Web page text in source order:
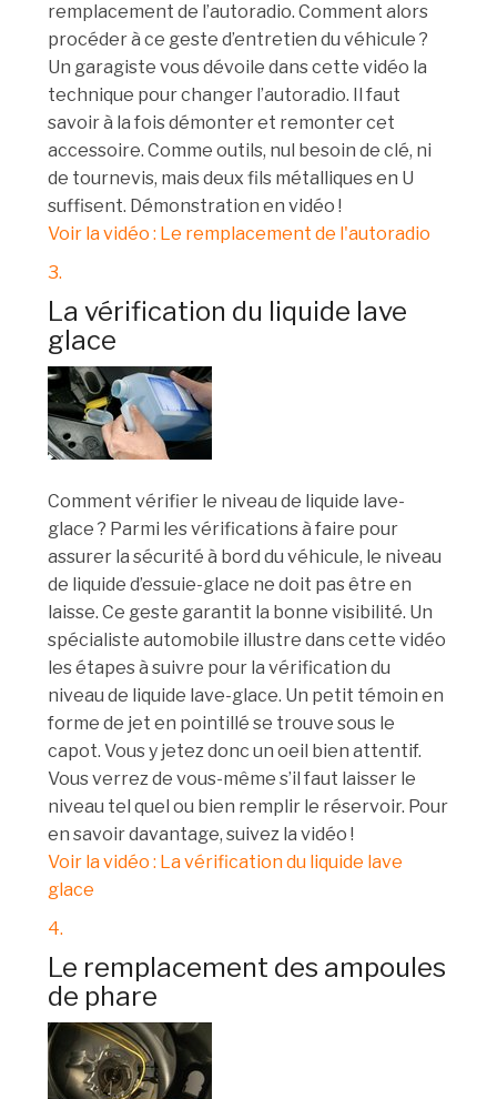
remplacement de l’autoradio. Comment alors
procéder à ce geste d’entretien du véhicule ?
Un garagiste vous dévoile dans cette vidéo la
technique pour changer l’autoradio. Il faut
savoir à la fois démonter et remonter cet
accessoire. Comme outils, nul besoin de clé, ni
de tournevis, mais deux fils métalliques en U
suffisent. Démonstration en vidéo !
Voir la vidéo : Le remplacement de l'autoradio
3.
La vérification du liquide lave
glace
Comment vérifier le niveau de liquide lave-
glace ? Parmi les vérifications à faire pour
assurer la sécurité à bord du véhicule, le niveau
de liquide d’essuie-glace ne doit pas être en
laisse. Ce geste garantit la bonne visibilité. Un
spécialiste automobile illustre dans cette vidéo
les étapes à suivre pour la vérification du
niveau de liquide lave-glace. Un petit témoin en
forme de jet en pointillé se trouve sous le
capot. Vous y jetez donc un oeil bien attentif.
Vous verrez de vous-même s’il faut laisser le
niveau tel quel ou bien remplir le réservoir. Pour
en savoir davantage, suivez la vidéo !
Voir la vidéo : La vérification du liquide lave
glace
4.
Le remplacement des ampoules
de phare